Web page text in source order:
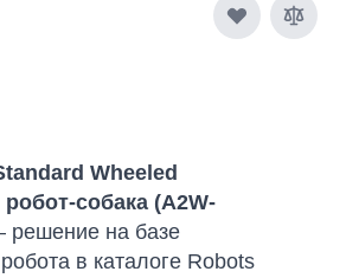
Wheeled
собака (A2W-
на базе
в каталоге Robots